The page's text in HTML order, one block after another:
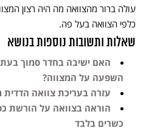
עולה ברור מהצוואה מה היה רצון
כלפי הצוואה בעל פה.
שאלות ותשובות נוספות בנושא
האם ישיבה בחדר סמוך
השפעה על המצווה?
עזרה בעריכת צוואה
הוראה בצוואה על הורשת
כשרים בלבד